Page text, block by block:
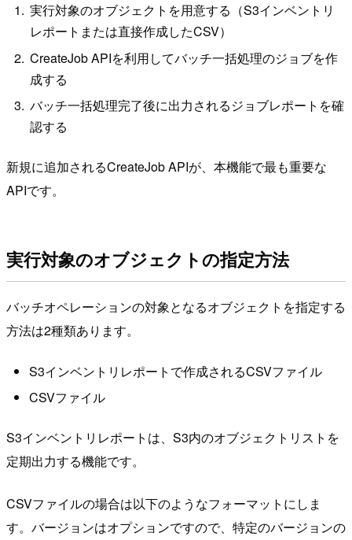
実行対象のオブジェクトを用意する（S3インベントリ
レポートまたは直接作成したCSV）
CreateJob APIを利用してバッチ一括処理のジョブを作
成する
バッチ一括処理完了後に出力されるジョブレポートを確
認する
新規に追加されるCreateJob APIが、本機能で最も重要な
APIです。
実行対象のオブジェクトの指定方法
バッチオペレーションの対象となるオブジェクトを指定する
方法は2種類あります。
S3インベントリレポートで作成されるCSVファイル
CSVファイル
S3インベントリレポートは、S3内のオブジェクトリストを
定期出力する機能です。
CSVファイルの場合は以下のようなフォーマットにしま
す。バージョンはオプションですので、特定のバージョンの